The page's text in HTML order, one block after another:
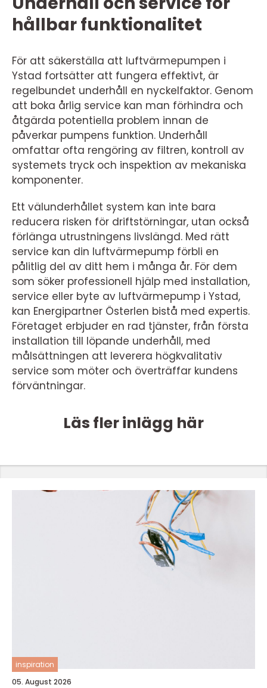
hållbar funktionalitet
För att säkerställa att luftvärmepumpen i
Ystad fortsätter att fungera effektivt, är
regelbundet underhåll en nyckelfaktor. Genom
att boka årlig service kan man förhindra och
åtgärda potentiella problem innan de
påverkar pumpens funktion. Underhåll
omfattar ofta rengöring av filtren, kontroll av
systemets tryck och inspektion av mekaniska
komponenter.
Ett välunderhållet system kan inte bara
reducera risken för driftstörningar, utan också
förlänga utrustningens livslängd. Med rätt
service kan din luftvärmepump förbli en
pålitlig del av ditt hem i många år. För dem
som söker professionell hjälp med installation,
service eller byte av luftvärmepump i Ystad,
kan Energipartner Österlen bistå med expertis.
Företaget erbjuder en rad tjänster, från första
installation till löpande underhåll, med
målsättningen att leverera högkvalitativ
service som möter och överträffar kundens
förväntningar.
Läs fler inlägg här
inspiration
05. August 2026